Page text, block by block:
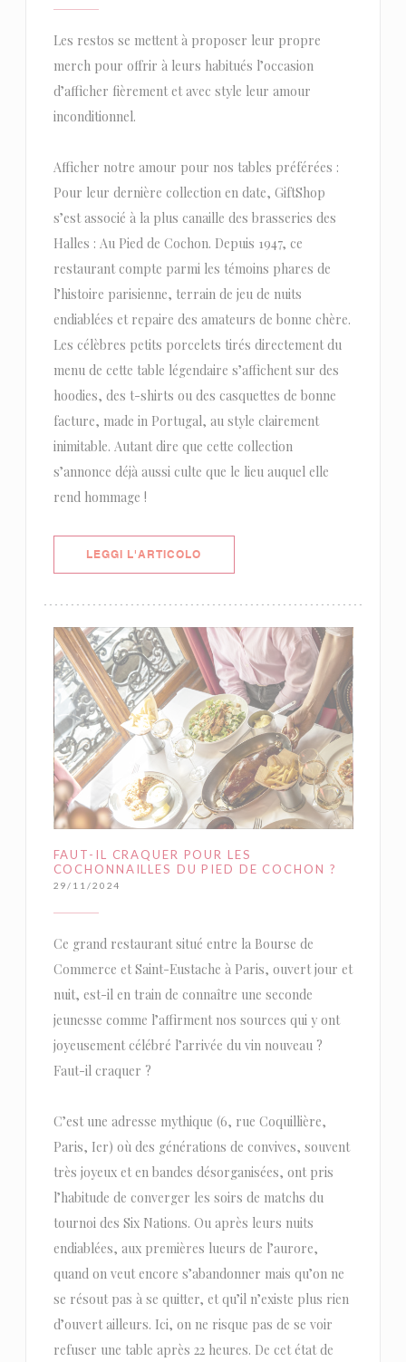
Les restos se mettent à proposer leur propre
merch pour offrir à leurs habitués l’occasion
d’afficher fièrement et avec style leur amour
inconditionnel.
Afficher notre amour pour nos tables préférées :
Pour leur dernière collection en date, GiftShop
s’est associé à la plus canaille des brasseries des
Halles : Au Pied de Cochon. Depuis 1947, ce
restaurant compte parmi les témoins phares de
l’histoire parisienne, terrain de jeu de nuits
endiablées et repaire des amateurs de bonne chère.
Les célèbres petits porcelets tirés directement du
menu de cette table légendaire s’affichent sur des
hoodies, des t-shirts ou des casquettes de bonne
facture, made in Portugal, au style clairement
inimitable. Autant dire que cette collection
s’annonce déjà aussi culte que le lieu auquel elle
rend hommage !
LEGGI L'ARTICOLO
FAUT-IL CRAQUER POUR LES
COCHONNAILLES DU PIED DE COCHON ?
29/11/2024
Ce grand restaurant situé entre la Bourse de
Commerce et Saint-Eustache à Paris, ouvert jour et
nuit, est-il en train de connaître une seconde
jeunesse comme l’affirment nos sources qui y ont
joyeusement célébré l’arrivée du vin nouveau ?
Faut-il craquer ?
C’est une adresse mythique (6, rue Coquillière,
Paris, Ier) où des générations de convives, souvent
très joyeux et en bandes désorganisées, ont pris
l’habitude de converger les soirs de matchs du
tournoi des Six Nations. Ou après leurs nuits
endiablées, aux premières lueurs de l’aurore,
quand on veut encore s’abandonner mais qu’on ne
se résout pas à se quitter, et qu’il n’existe plus rien
d’ouvert ailleurs. Ici, on ne risque pas de se voir
refuser une table après 22 heures. De cet état de